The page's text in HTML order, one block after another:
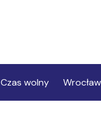
Czas wolny Wrocław